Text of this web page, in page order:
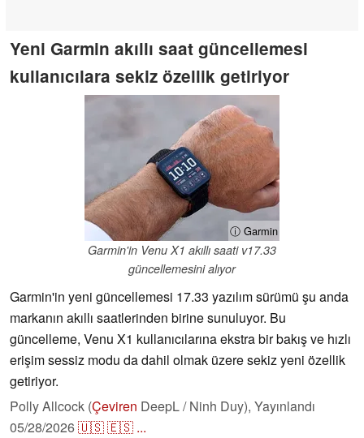
Yeni Garmin akıllı saat güncellemesi
kullanıcılara sekiz özellik getiriyor
ⓘ Garmin
Garmin'in Venu X1 akıllı saati v17.33
güncellemesini alıyor
Garmin'in yeni güncellemesi 17.33 yazılım sürümü şu anda
markanın akıllı saatlerinden birine sunuluyor. Bu
güncelleme, Venu X1 kullanıcılarına ekstra bir bakış ve hızlı
erişim sessiz modu da dahil olmak üzere sekiz yeni özellik
getiriyor.
Polly Allcock (Çeviren DeepL / Ninh Duy), Yayınlandı
05/28/2026🇺🇸🇪🇸 ...